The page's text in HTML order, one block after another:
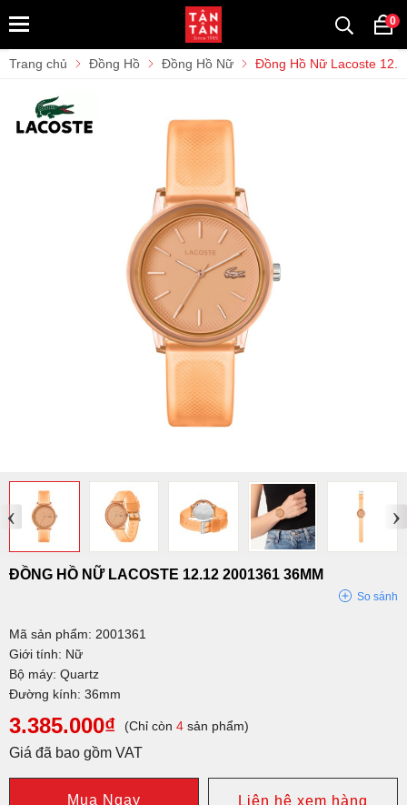
0
Trang chủ Đồng Hồ Đồng Hồ Nữ Đồng Hồ Nữ Lacoste
‹ ›
ĐỒNG HỒ NỮ LACOSTE 12.12 2001361 36MM
So sánh
Mã sản phẩm: 2001361
Giới tính: Nữ
Bộ máy: Quartz
Đường kính: 36mm
3.385.000₫ (Chỉ còn 4 sản phẩm)
Giá đã bao gồm VAT
Mua Ngay Liên hệ xem hàng